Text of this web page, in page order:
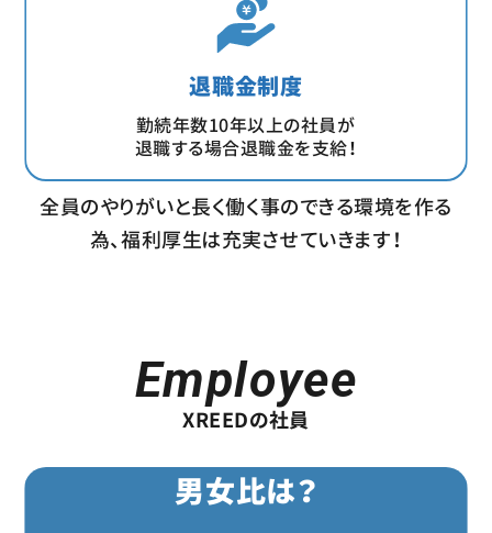
退職金制度
勤続年数10年以上の社員が
退職する場合退職金を支給！
全員のやりがいと長く働く事のできる環境を作る
為、福利厚生は充実させていきます！
Employee
XREEDの社員
男女比は？